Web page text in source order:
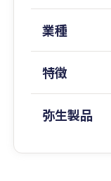
業種
特徴
弥生製品